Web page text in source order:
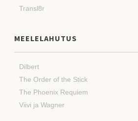
Transl8r
MEELELAHUTUS
Dilbert
The Order of the Stick
The Phoenix Requiem
Viivi ja Wagner